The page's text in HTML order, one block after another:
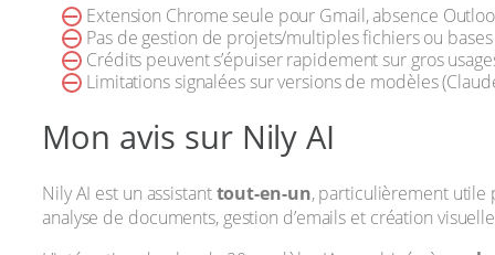
Extension Chrome seule pour Gmail, absence
Pas de gestion de projets/multiples fichiers ou
Crédits peuvent s’épuiser rapidement sur gros
Limitations signalées sur versions de modèles
Mon avis sur Nily AI
Nily AI est un assistanttout-en-un, particulièrement utile
analyse de documents, gestion d’emails et création